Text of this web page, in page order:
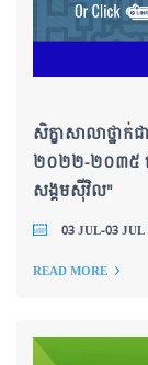
សិក្ខាសាលាថ្នា
២០២២-២០៣៥ ក្រ
សង្គមស៊ីវិល"
03 JUL-03 JUL
READ MORE